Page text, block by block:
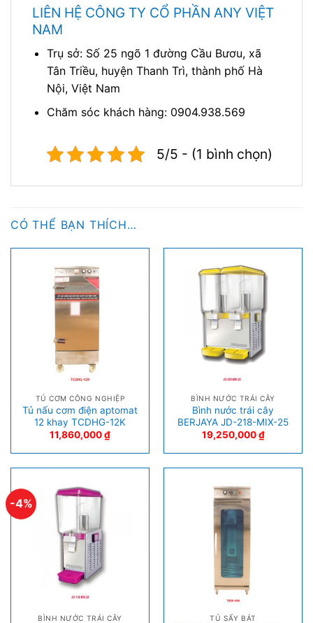
LIÊN HỆ CÔNG TY CỔ PHẦN ANY VIỆT
NAM
Trụ sở: Số 25 ngõ 1 đường Cầu Bươu, xã
Tân Triều, huyện Thanh Trì, thành phố Hà
Nội, Việt Nam
Chăm sóc khách hàng: 0904.938.569
5/5 - (1 bình chọn)
CÓ THỂ BẠN THÍCH…
TỦ CƠM CÔNG NGHIỆP
Tủ nấu cơm điện aptomat
12 khay TCDHG-12K
11,860,000₫
BÌNH NƯỚC TRÁI CÂY
Bình nước trái cây
BERJAYA JD-218-MIX-25
19,250,000₫
-4%
BÌNH NƯỚC TRÁI CÂY TỦ SẤY BÁT